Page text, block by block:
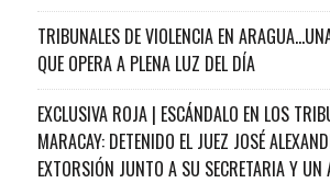
TRIBUNALES DE VIOLENCIA EN
QUE OPERA A PLENA LUZ DEL DÍA
EXCLUSIVA ROJA | ESCÁNDALO EN LOS
MARACAY: DETENIDO EL JUEZ JOSÉ
EXTORSIÓN JUNTO A SU SECRETARIA Y UN